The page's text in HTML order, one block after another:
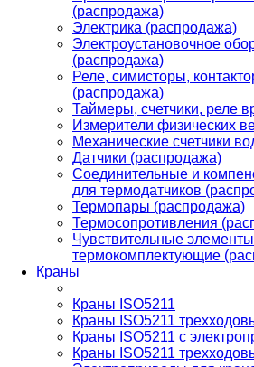
(распродажа)
Электрика (распродажа)
Электроустановочное
(распродажа)
Реле, симисторы,
(распродажа)
Таймеры, счетчики, реле
Измерители физических
Механические счетчики
Датчики (распродажа)
Соединительные и
для термодатчиков
Термопары (распродажа)
Термосопротивления
Чувствительные
термокомплектующие
Краны
Краны ISO5211
Краны ISO5211
Краны ISO5211 с
Краны ISO5211